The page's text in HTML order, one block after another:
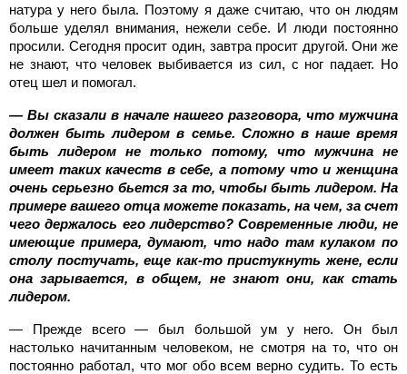
натура у него была. Поэтому я даже считаю, что он людям
больше уделял внимания, нежели себе. И люди постоянно
просили. Сегодня просит один, завтра просит другой. Они же
не знают, что человек выбивается из сил, с ног падает. Но
отец шел и помогал.
— Вы сказали в начале нашего разговора, что мужчина
должен быть лидером в семье. Сложно в наше время
быть лидером не только потому, что мужчина не
имеет таких качеств в себе, а потому что и женщина
очень серьезно бьется за то, чтобы быть лидером. На
примере вашего отца можете показать, на чем, за счет
чего держалось его лидерство? Современные люди, не
имеющие примера, думают, что надо там кулаком по
столу постучать, еще как-то пристукнуть жене, если
она зарывается, в общем, не знают они, как стать
лидером.
— Прежде всего — был большой ум у него. Он был
настолько начитанным человеком, не смотря на то, что он
постоянно работал, что мог обо всем верно судить. То есть